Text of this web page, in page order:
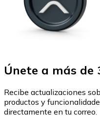
Únete a más de
Recibe actualizaciones
productos y
directamente en tu correo.